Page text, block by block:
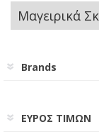
ΣΥΝΔΕΣΗ
Brands
ΕΥΡΟΣ ΤΙΜΩΝ